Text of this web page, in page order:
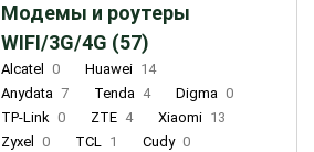
Модемы и роутеры
WIFI/3G/4G (57)
Alcatel 0 Huawei 14
Anydata 7 Tenda 4 Digma 0
TP-Link 0 ZTE 4 Xiaomi 13
Zyxel
0 TCL 1 Cudy 0